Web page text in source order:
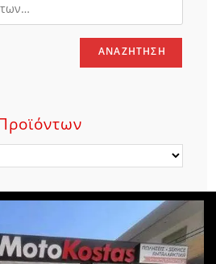
ΑΝΑΖΉΤΗΣΗ